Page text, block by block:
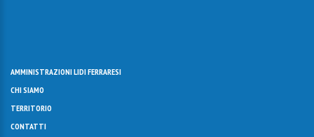
AMMINISTRAZIONI LIDI FERRARESI
CHI SIAMO
TERRITORIO
CONTATTI